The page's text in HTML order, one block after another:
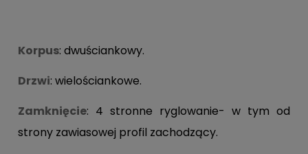
Korpus: dwuściankowy.
Drzwi: wielościankowe.
Zamknięcie: 4 stronne ryglowanie- w tym od
strony zawiasowej profil zachodzący.